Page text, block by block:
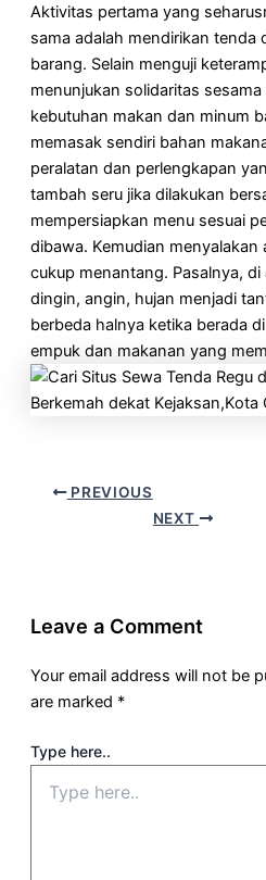
Aktivitas pertama yang
sama adalah mendirikan tenda
barang. Selain menguji
menunjukan solidaritas
kebutuhan makan dan minum
memasak sendiri bahan
peralatan dan perlengkapan
tambah seru jika dilakukan
mempersiapkan menu sesuai
dibawa. Kemudian
cukup menantang. Pasalnya, di
dingin, angin, hujan menjadi
berbeda halnya ketika berada
empuk dan makanan yang
PREVIOUS
NEXT
Leave a Comment
Your email address will not be
are marked *
Type here..